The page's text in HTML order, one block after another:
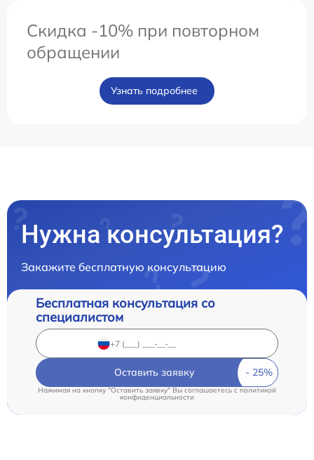
Скидка -10% при повторном
обращении
Узнать подробнее
Нужна консультация?
Закажите бесплатную консультацию
Бесплатная консультация со
специалистом
Оставить заявку
Нажимая на кнопку "Оставить заявку" Вы соглашаетесь c политикой
конфиденциальности